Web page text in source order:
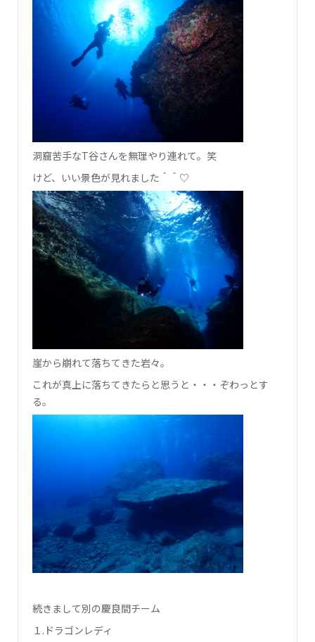
洞窟苦手なT谷さんを無理やり連れて。笑
けど、いい景色が見れました＾＾♡
崖から崩れて落ちてきた岩々。
これが真上に落ちてきたらと思うと・・・ぞわっとす
る。
続きまして別の慶良間チーム
１.ドラゴンレディ